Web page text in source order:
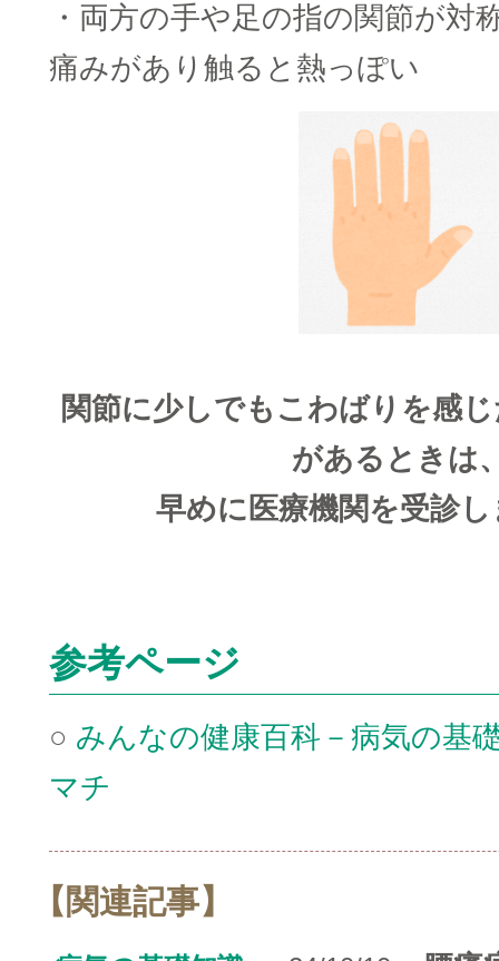
・両方の手や足の指の関節が対
痛みがあり触ると熱っぽい
関節に少しでもこわばりを感
があるときは
早めに医療機関を受診
参考ページ
○ みんなの健康百科－病気の基
マチ
【関連記事】